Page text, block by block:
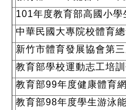
101年度教育部高國小
中華民國大專院校體育
新竹市體育發展協會第
教育部學校運動志工培
教育部99年度健康體育
教育部98年度學生游泳